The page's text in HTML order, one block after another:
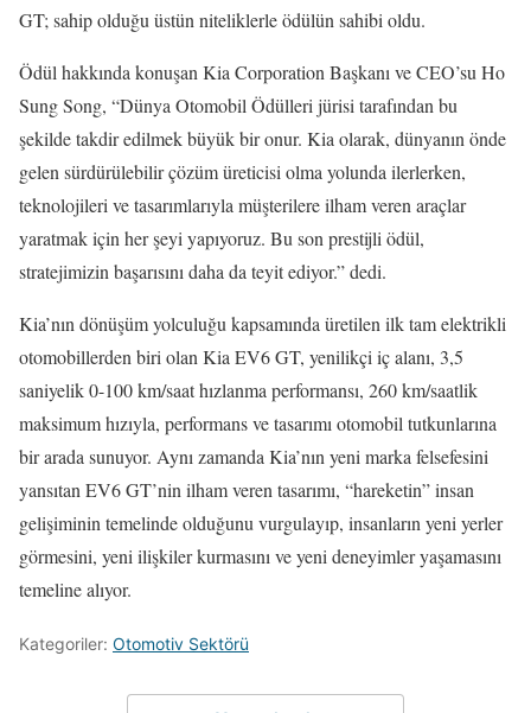
GT; sahip olduğu üstün niteliklerle ödülün sahibi oldu.
Ödül hakkında konuşan Kia Corporation Başkanı ve CEO’su Ho
Sung Song, “Dünya Otomobil Ödülleri jürisi tarafından bu
şekilde takdir edilmek büyük bir onur. Kia olarak, dünyanın önde
gelen sürdürülebilir çözüm üreticisi olma yolunda ilerlerken,
teknolojileri ve tasarımlarıyla müşterilere ilham veren araçlar
yaratmak için her şeyi yapıyoruz. Bu son prestijli ödül,
stratejimizin başarısını daha da teyit ediyor.” dedi.
Kia’nın dönüşüm yolculuğu kapsamında üretilen ilk tam elektrikli
otomobillerden biri olan Kia EV6 GT, yenilikçi iç alanı, 3,5
saniyelik 0-100 km/saat hızlanma performansı, 260 km/saatlik
maksimum hızıyla, performans ve tasarımı otomobil tutkunlarına
bir arada sunuyor. Aynı zamanda Kia’nın yeni marka felsefesini
yansıtan EV6 GT’nin ilham veren tasarımı, “hareketin” insan
gelişiminin temelinde olduğunu vurgulayıp, insanların yeni yerler
görmesini, yeni ilişkiler kurmasını ve yeni deneyimler yaşamasını
temeline alıyor.
Kategoriler: Otomotiv Sektörü